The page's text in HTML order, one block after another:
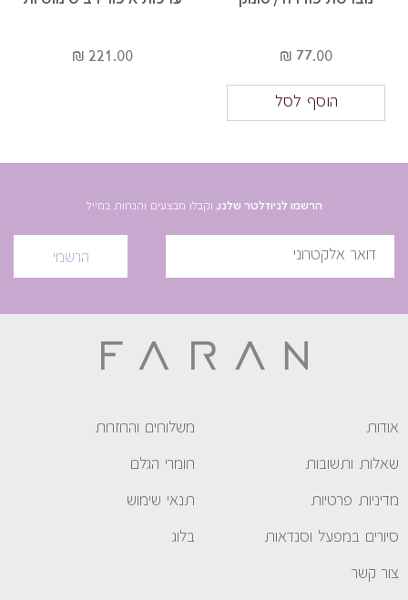
77.00 ₪
הוסף לסל
221.00 ₪
הרשמו לניוזלטר שלנו, וקבלו מבצעים והנחות במייל
הרשמי
אודות משלוחים והחזרות
שאלות ותשובות חומרי הגלם
מדיניות פרטיות תנאי שימוש
סיורים במפעל וסנדאות בלוג
צור קשר